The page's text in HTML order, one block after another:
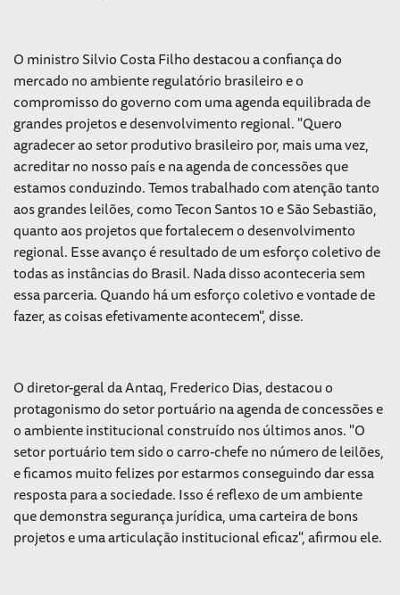
O ministro Silvio Costa Filho destacou a confiança do
mercado no ambiente regulatório brasileiro e o
compromisso do governo com uma agenda equilibrada de
grandes projetos e desenvolvimento regional. "Quero
agradecer ao setor produtivo brasileiro por, mais uma vez,
acreditar no nosso país e na agenda de concessões que
estamos conduzindo. Temos trabalhado com atenção tanto
aos grandes leilões, como Tecon Santos 10 e São Sebastião,
quanto aos projetos que fortalecem o desenvolvimento
regional. Esse avanço é resultado de um esforço coletivo de
todas as instâncias do Brasil. Nada disso aconteceria sem
essa parceria. Quando há um esforço coletivo e vontade de
fazer, as coisas efetivamente acontecem", disse.
O diretor-geral da Antaq, Frederico Dias, destacou o
protagonismo do setor portuário na agenda de concessões e
o ambiente institucional construído nos últimos anos. "O
setor portuário tem sido o carro-chefe no número de leilões,
e ficamos muito felizes por estarmos conseguindo dar essa
resposta para a sociedade. Isso é reflexo de um ambiente
que demonstra segurança jurídica, uma carteira de bons
projetos e uma articulação institucional eficaz", afirmou ele.